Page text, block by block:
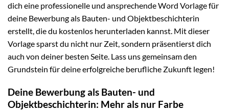
dich eine professionelle und ansprechende Word Vorlage für
deine Bewerbung als Bauten- und Objektbeschichterin
erstellt, die du kostenlos herunterladen kannst. Mit dieser
Vorlage sparst du nicht nur Zeit, sondern präsentierst dich
auch von deiner besten Seite. Lass uns gemeinsam den
Grundstein für deine erfolgreiche berufliche Zukunft legen!
Deine Bewerbung als Bauten- und
Objektbeschichterin: Mehr als nur Farbe